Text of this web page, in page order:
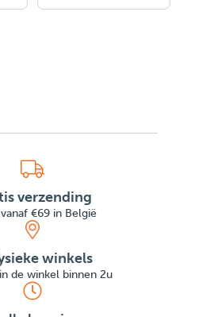
verzending
€69 in België
winkels
de winkel binnen 2u